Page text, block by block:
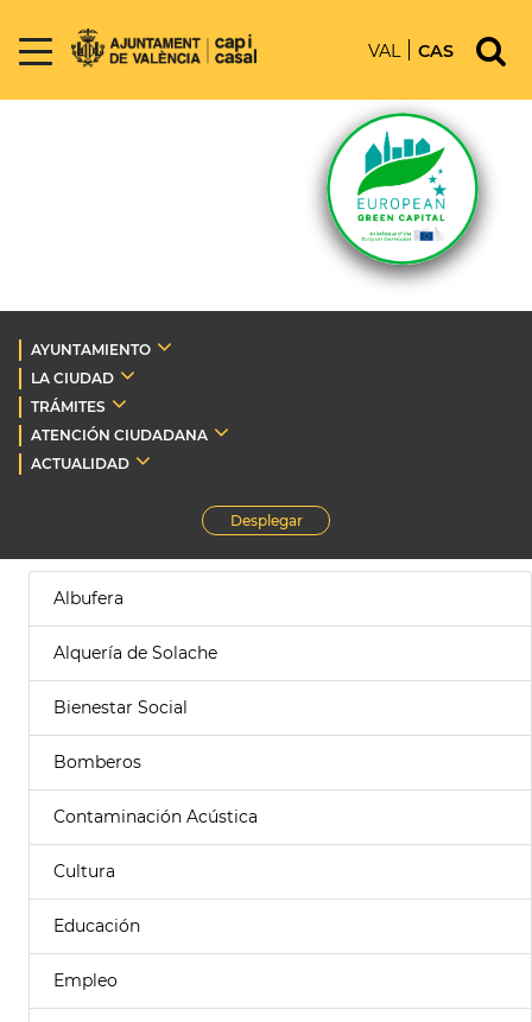
VAL CAS
AYUNTAMIENTO
LA CIUDAD
TRÁMITES
ATENCIÓN CIUDADANA
ACTUALIDAD
Desplegar
Albufera
Alquería de Solache
Bienestar Social
Bomberos
Contaminación Acústica
Cultura
Educación
Empleo